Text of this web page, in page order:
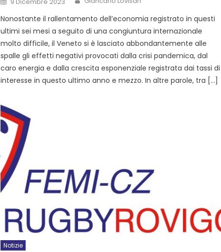
Nonostante il rallentamento dell’economia registrato in questi
ultimi sei mesi a seguito di una congiuntura internazionale
molto difficile, il Veneto si è lasciato abbondantemente alle
spalle gli effetti negativi provocati dalla crisi pandemica, dal
caro energia e dalla crescita esponenziale registrata dai tassi di
interesse in questo ultimo anno e mezzo. In altre parole, tra […]
Notizie